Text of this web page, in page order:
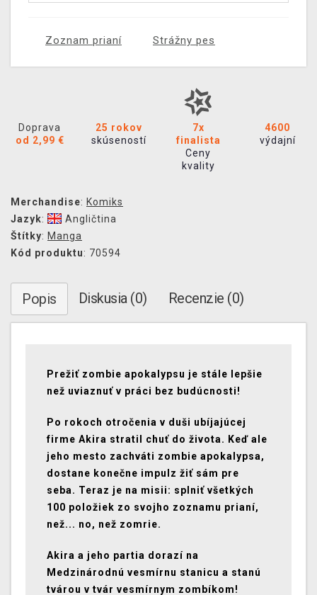
Zoznam prianí Strážny pes
Doprava
od 2,99 €
25 rokov
skúseností
7x
finalista
Ceny
kvality
4600
výdajní
Merchandise: Komiks
Jazyk:
Angličtina
Štítky: Manga
Kód produktu: 70594
Popis Diskusia (0) Recenzie (0)
Prežiť zombie apokalypsu je stále lepšie
než uviaznuť v práci bez budúcnosti!
Po rokoch otročenia v duši ubíjajúcej
firme Akira stratil chuť do života. Keď ale
jeho mesto zachváti zombie apokalypsa,
dostane konečne impulz žiť sám pre
seba. Teraz je na misii: splniť všetkých
100 položiek zo svojho zoznamu prianí,
než... no, než zomrie.
Akira a jeho partia dorazí na
Medzinárodnú vesmírnu stanicu a stanú
tvárou v tvár vesmírnym zombíkom!